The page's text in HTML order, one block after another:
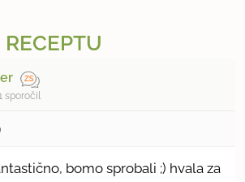
sporočil
bomo sprobali ;) hvala za